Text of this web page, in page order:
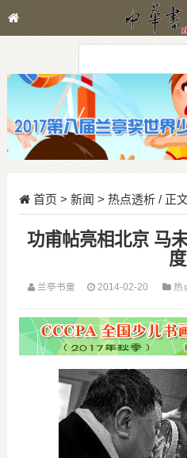
首页 > 新闻 > 热点透析/ 正
功甫帖亮相北京 马
度
兰亭书童 2014-02-20 热